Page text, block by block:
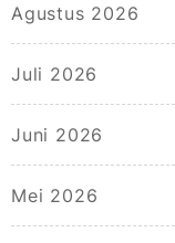
Agustus 2026
Juli 2026
Juni 2026
Mei 2026